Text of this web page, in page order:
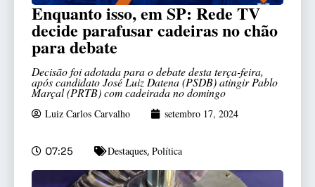
Enquanto isso, em SP: Rede TV
decide parafusar cadeiras no chão
para debate
Decisão foi adotada para o debate desta terça-feira,
após candidato José Luiz Datena (PSDB) atingir Pablo
Marçal (PRTB) com cadeirada no domingo
Luiz Carlos Carvalho setembro 17, 2024
07:25 Destaques, Política